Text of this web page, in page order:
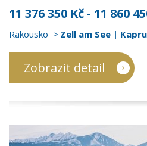
11 376 350 Kč - 11 860
Rakousko Zell am See |
Zobrazit detail